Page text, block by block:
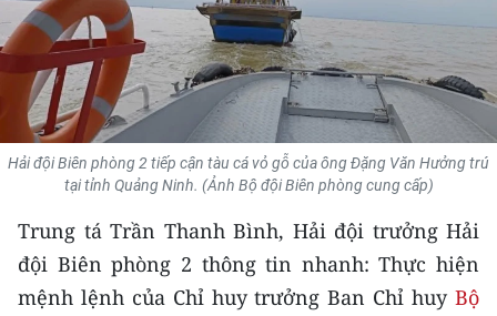
Y TẾ
KHOA HỌC - CÔNG NGHỆ
MÔI TRƯỜNG
BẠN ĐỌC
KIỂM CHỨNG THÔNG TIN
TRI THỨC CHUYÊN SÂU
Hải đội Biên phòng 2 tiếp cận tàu cá vỏ gỗ của ông Đặng Văn Hưởng trú
tại tỉnh Quảng Ninh. (Ảnh Bộ đội Biên phòng cung cấp)
Trung tá Trần Thanh Bình, Hải đội trưởng Hải
đội Biên phòng 2 thông tin nhanh: Thực hiện
mệnh lệnh của Chỉ huy trưởng Ban Chỉ huy Bộ